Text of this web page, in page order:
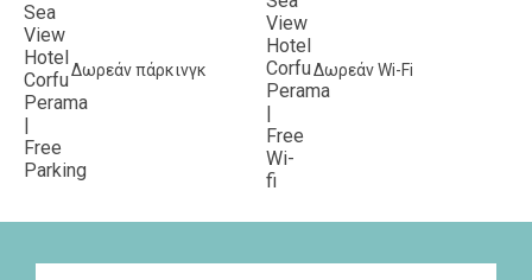
Δωρεάν πάρκινγκ Δωρεάν Wi-Fi